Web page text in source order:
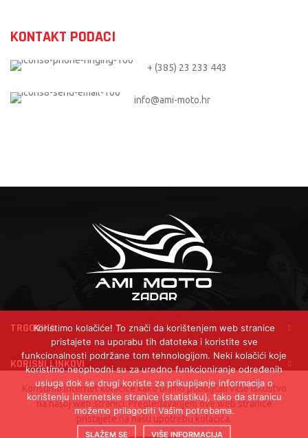
KONTAKT PODACI
+ (385) 23 233 443
info@ami-moto.hr
TRGOVINA
KORISNI LINKOVI
2022 - 2026 © Ami Moto d.o.o. - Sva prava pridržana |
održavanje:
Ami-Moto Team 2025.
Koristimo internet kolačiće kako bismo poboljšali vaše iskustvo
na našoj web stranici. Pregledavanjem ove web stranice
pristajete na našu upotrebu kolačića.
Koristimo kolačiće! To znači da korištenjem web stranice
pristajete na uporabu tih datoteka i koristite sve
funkcionalnosti podržane tom tehnologijom. Neki kolačići koje
koristimo neophodni su za uredno funkcioniranje određenih
usluga dok se drugi koriste za prikupljanje informacija o
korištenju internetske stranice (statistiku), tako da stranicu
možemo prilagoditi Vašim potrebama.
SLAŽEM SE VIŠE INFORMACIJA